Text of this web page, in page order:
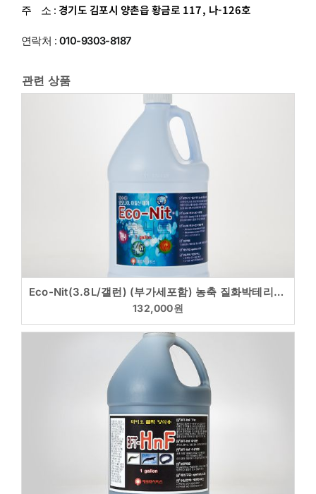
주 소 : 경기도 김포시 양촌읍 황금로 117, 나-126호
연락처 : 010-9303-8187
관련 상품
Eco-Nit(3.8L/갤런) (부가세포함) 농축 질화박테리아 순환여과(RAS) 전용 담수,해수 구분
132,000원